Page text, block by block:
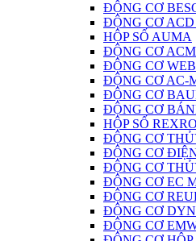
ĐỘNG CƠ
ĐỘNG CƠ
HỘP SỐ AUMA
ĐỘNG CƠ
ĐỘNG CƠ
ĐỘNG CƠ AC-
ĐỘNG CƠ
ĐỘNG CƠ
HỘP SỐ
ĐỘNG CƠ
ĐỘNG CƠ
ĐỘNG CƠ
ĐỘNG CƠ EC
ĐỘNG CƠ
ĐỘNG CƠ
ĐỘNG CƠ